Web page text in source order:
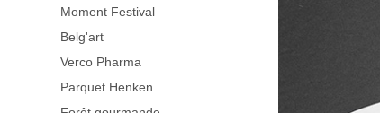
Moment Festival
Belg'art
Verco Pharma
Parquet Henken